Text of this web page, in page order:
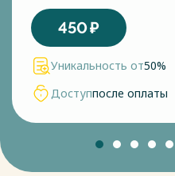
450₽
Уникальность от50%
Доступпосле оплаты